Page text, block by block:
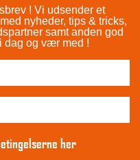
! Vi udsender et
nyheder, tips & tricks,
samt anden god
dag og vær med !
her